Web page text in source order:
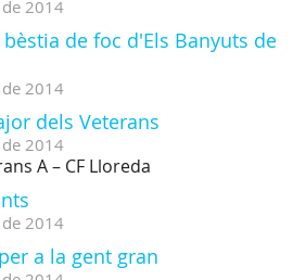
de 2014
de foc d'Els Banyuts de
de 2014
dels Veterans
de 2014
A – CF Lloreda
de 2014
a la gent gran